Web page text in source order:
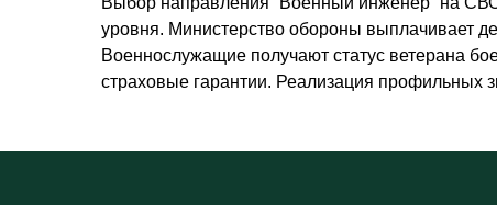
уровня. Министерство обороны выплачивает
Военнослужащие получают статус ветерана
страховые гарантии. Реализация профильных